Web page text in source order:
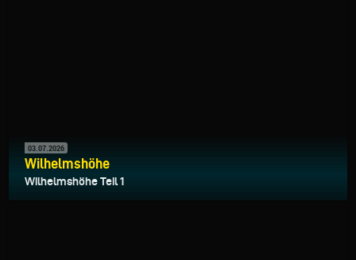
03.07.2026
Wilhelmshöhe
Wilhelmshöhe Teil 1